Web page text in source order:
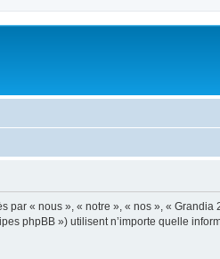
« nous », « notre », « nos », «
phpBB ») utilisent n’importe quelle